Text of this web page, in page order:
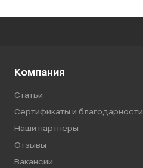
Компания
Статьи
Сертификаты и благодарности
Наши партнёры
Отзывы
Вакансии